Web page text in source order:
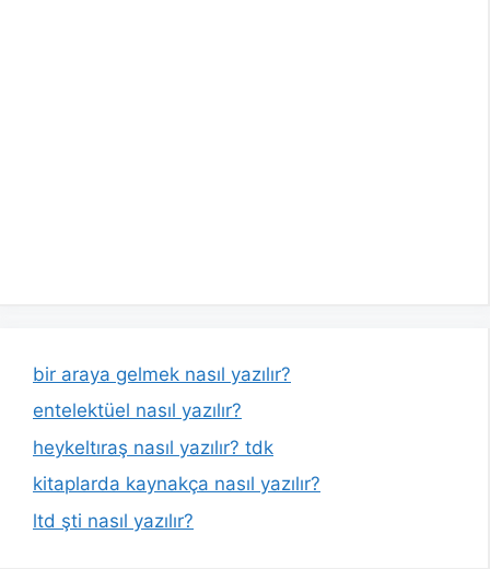
bir araya gelmek nasıl yazılır?
entelektüel nasıl yazılır?
heykeltıraş nasıl yazılır? tdk
kitaplarda kaynakça nasıl yazılır?
ltd şti nasıl yazılır?